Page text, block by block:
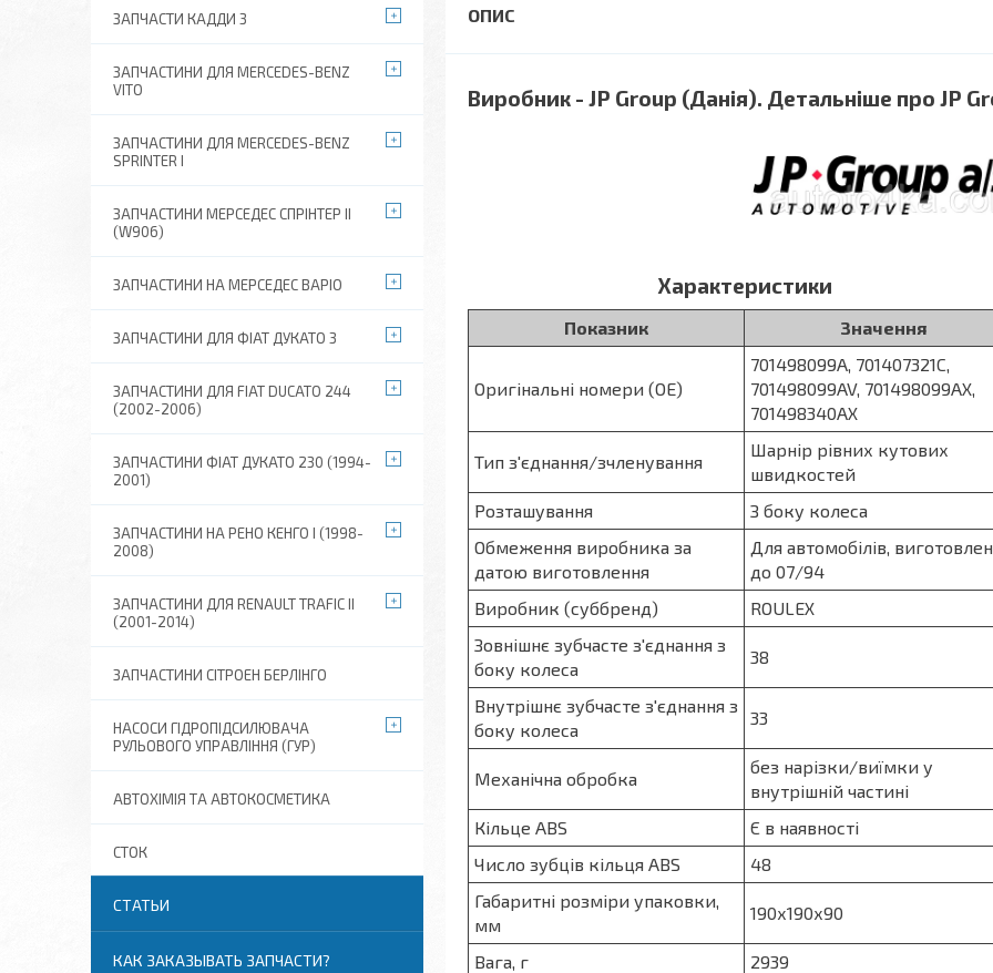
Виробник - JP Group (Данія). Детальніше про JP
Характеристики
Показник Значення
Оригінальні номери (OE)
701498099A, 701407321C,
701498099AV, 701498099AX,
701498340AX
Тип з'єднання/зчленування
Шарнір рівних кутових
швидкостей
Розташування
З боку колеса
Обмеження виробника за
датою виготовлення
Для автомобілів,
до 07/94
Виробник (суббренд)
ROULEX
Зовнішнє зубчасте з'єднання з
боку колеса
38
Внутрішнє зубчасте з'єднання з
боку колеса
33
Механічна обробка
без нарізки/виїмки у
внутрішній частині
Кільце ABS
Є в наявності
Число зубців кільця ABS
48
Габаритні розміри упаковки,
мм
190х190х90
Вага, г 2939
ЗАПЧАСТИ КАДДИ 3
ЗАПЧАСТИНИ ДЛЯ MERCEDES-BENZ
VITO
ЗАПЧАСТИНИ ДЛЯ MERCEDES-BENZ
SPRINTER I
ЗАПЧАСТИНИ МЕРСЕДЕС СПРІНТЕР II
(W906)
ЗАПЧАСТИНИ НА МЕРСЕДЕС ВАРІО
ЗАПЧАСТИНИ ДЛЯ ФІАТ ДУКАТО 3
ЗАПЧАСТИНИ ДЛЯ FIAT DUCATO 244
(2002-2006)
ЗАПЧАСТИНИ ФІАТ ДУКАТО 230 (1994-
2001)
ЗАПЧАСТИНИ НА РЕНО КЕНГО I (1998-
2008)
ЗАПЧАСТИНИ ДЛЯ RENAULT TRAFIC II
(2001-2014)
ЗАПЧАСТИНИ СІТРОЕН БЕРЛІНГО
НАСОСИ ГІДРОПІДСИЛЮВАЧА
РУЛЬОВОГО УПРАВЛІННЯ (ГУР)
АВТОХІМІЯ ТА АВТОКОСМЕТИКА
СТОК
СТАТЬИ
КАК ЗАКАЗЫВАТЬ ЗАПЧАСТИ?